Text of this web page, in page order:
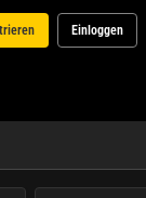
Einloggen